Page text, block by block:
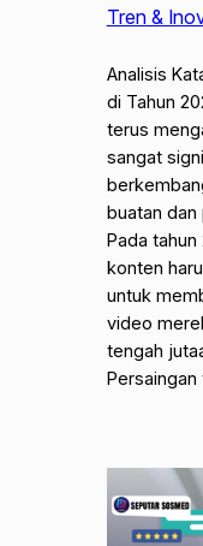
Tren &
Analisis
di Tahun
terus
sangat
buatan dan
Pada
konten
untuk
video
tengah